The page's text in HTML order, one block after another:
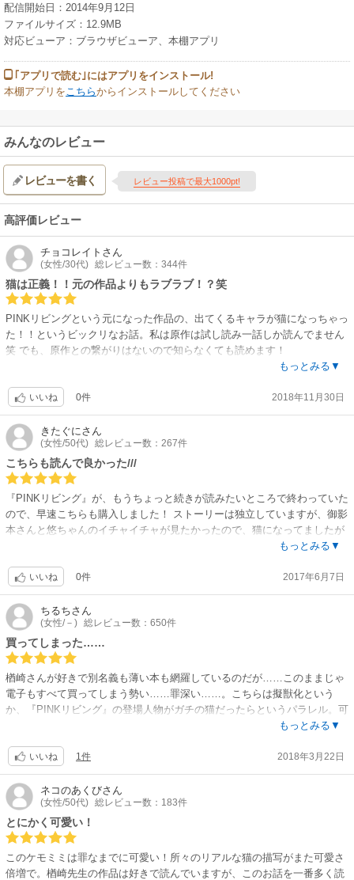
配信開始日：2014年9月12日
ファイルサイズ：12.9MB
対応ビューア：ブラウザビューア、本棚アプリ
｢アプリで読む｣にはアプリをインストール!
本棚アプリを こちらからインストールしてください
みんなのレビュー
レビューを書く レビュー投稿で最大1000pt!
高評価レビュー
チョコレイト さん
(女性/30代) 総レビュー数：344件
猫は正義！！元の作品よりもラブラブ！？笑
PINKリビングという元になった作品の、出てくるキャラが猫になっちゃっ
た！！というビックリなお話。私は原作は試し読み一話しか読んでません
笑 でも、原作との繋がりはないので知らなくても読めます！
舎の方言のかわいらしさ爆発！！ぜひ読んでください。
もっとみる▼
いいね 0件 2018年11月30日
きたぐにさん
(女性/50代) 総レビュー数：267件
こちらも読んで良かった///
『PINKリビング』が、もうちょっと続きが読みたいところで終わっていた
ので、早速こちらも購入しました！ ストーリーは独立していますが、御影
本さんと悠ちゃんのイチャイチャが見たかったので、猫になってましたが
ほぼ満足しましたw 素朴で純粋な悠ちゃんが、御影本さんのせいで、真っ
もっとみる▼
いいね 0件 2017年6月7日
ちるちさん
(女性/－) 総レビュー数：650件
買ってしまった……
楢崎さんが好きで別名義も薄い本も網羅しているのだが……このままじゃ
電子もすべて買ってしまう勢い……罪深い……。こちらは擬獣化という
か、『PINKリビング』の登場人物がガチの猫だったらというパラレル。可
もっとみる▼
いいね 1件 2018年3月22日
ネコのあくびさん
(女性/50代) 総レビュー数：183件
とにかく可愛い！
このケモミミは罪なまでに可愛い！所々のリアルな猫の描写がまた可愛さ
倍増で。楢崎先生の作品は好きで読んでいますが、このお話を一番多く読